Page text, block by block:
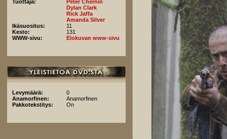
Tuottaja:
Peter Chernin
Dylan Clark
Rick Jaffa
Amanda Silver
Ikäsuositus:
11
Kesto:
131
WWW-sivu:
Elokuvan www-sivu
Levymäärä:
0
Anamorfinen:
Anamorfinen
Pakkotekstitys:
On